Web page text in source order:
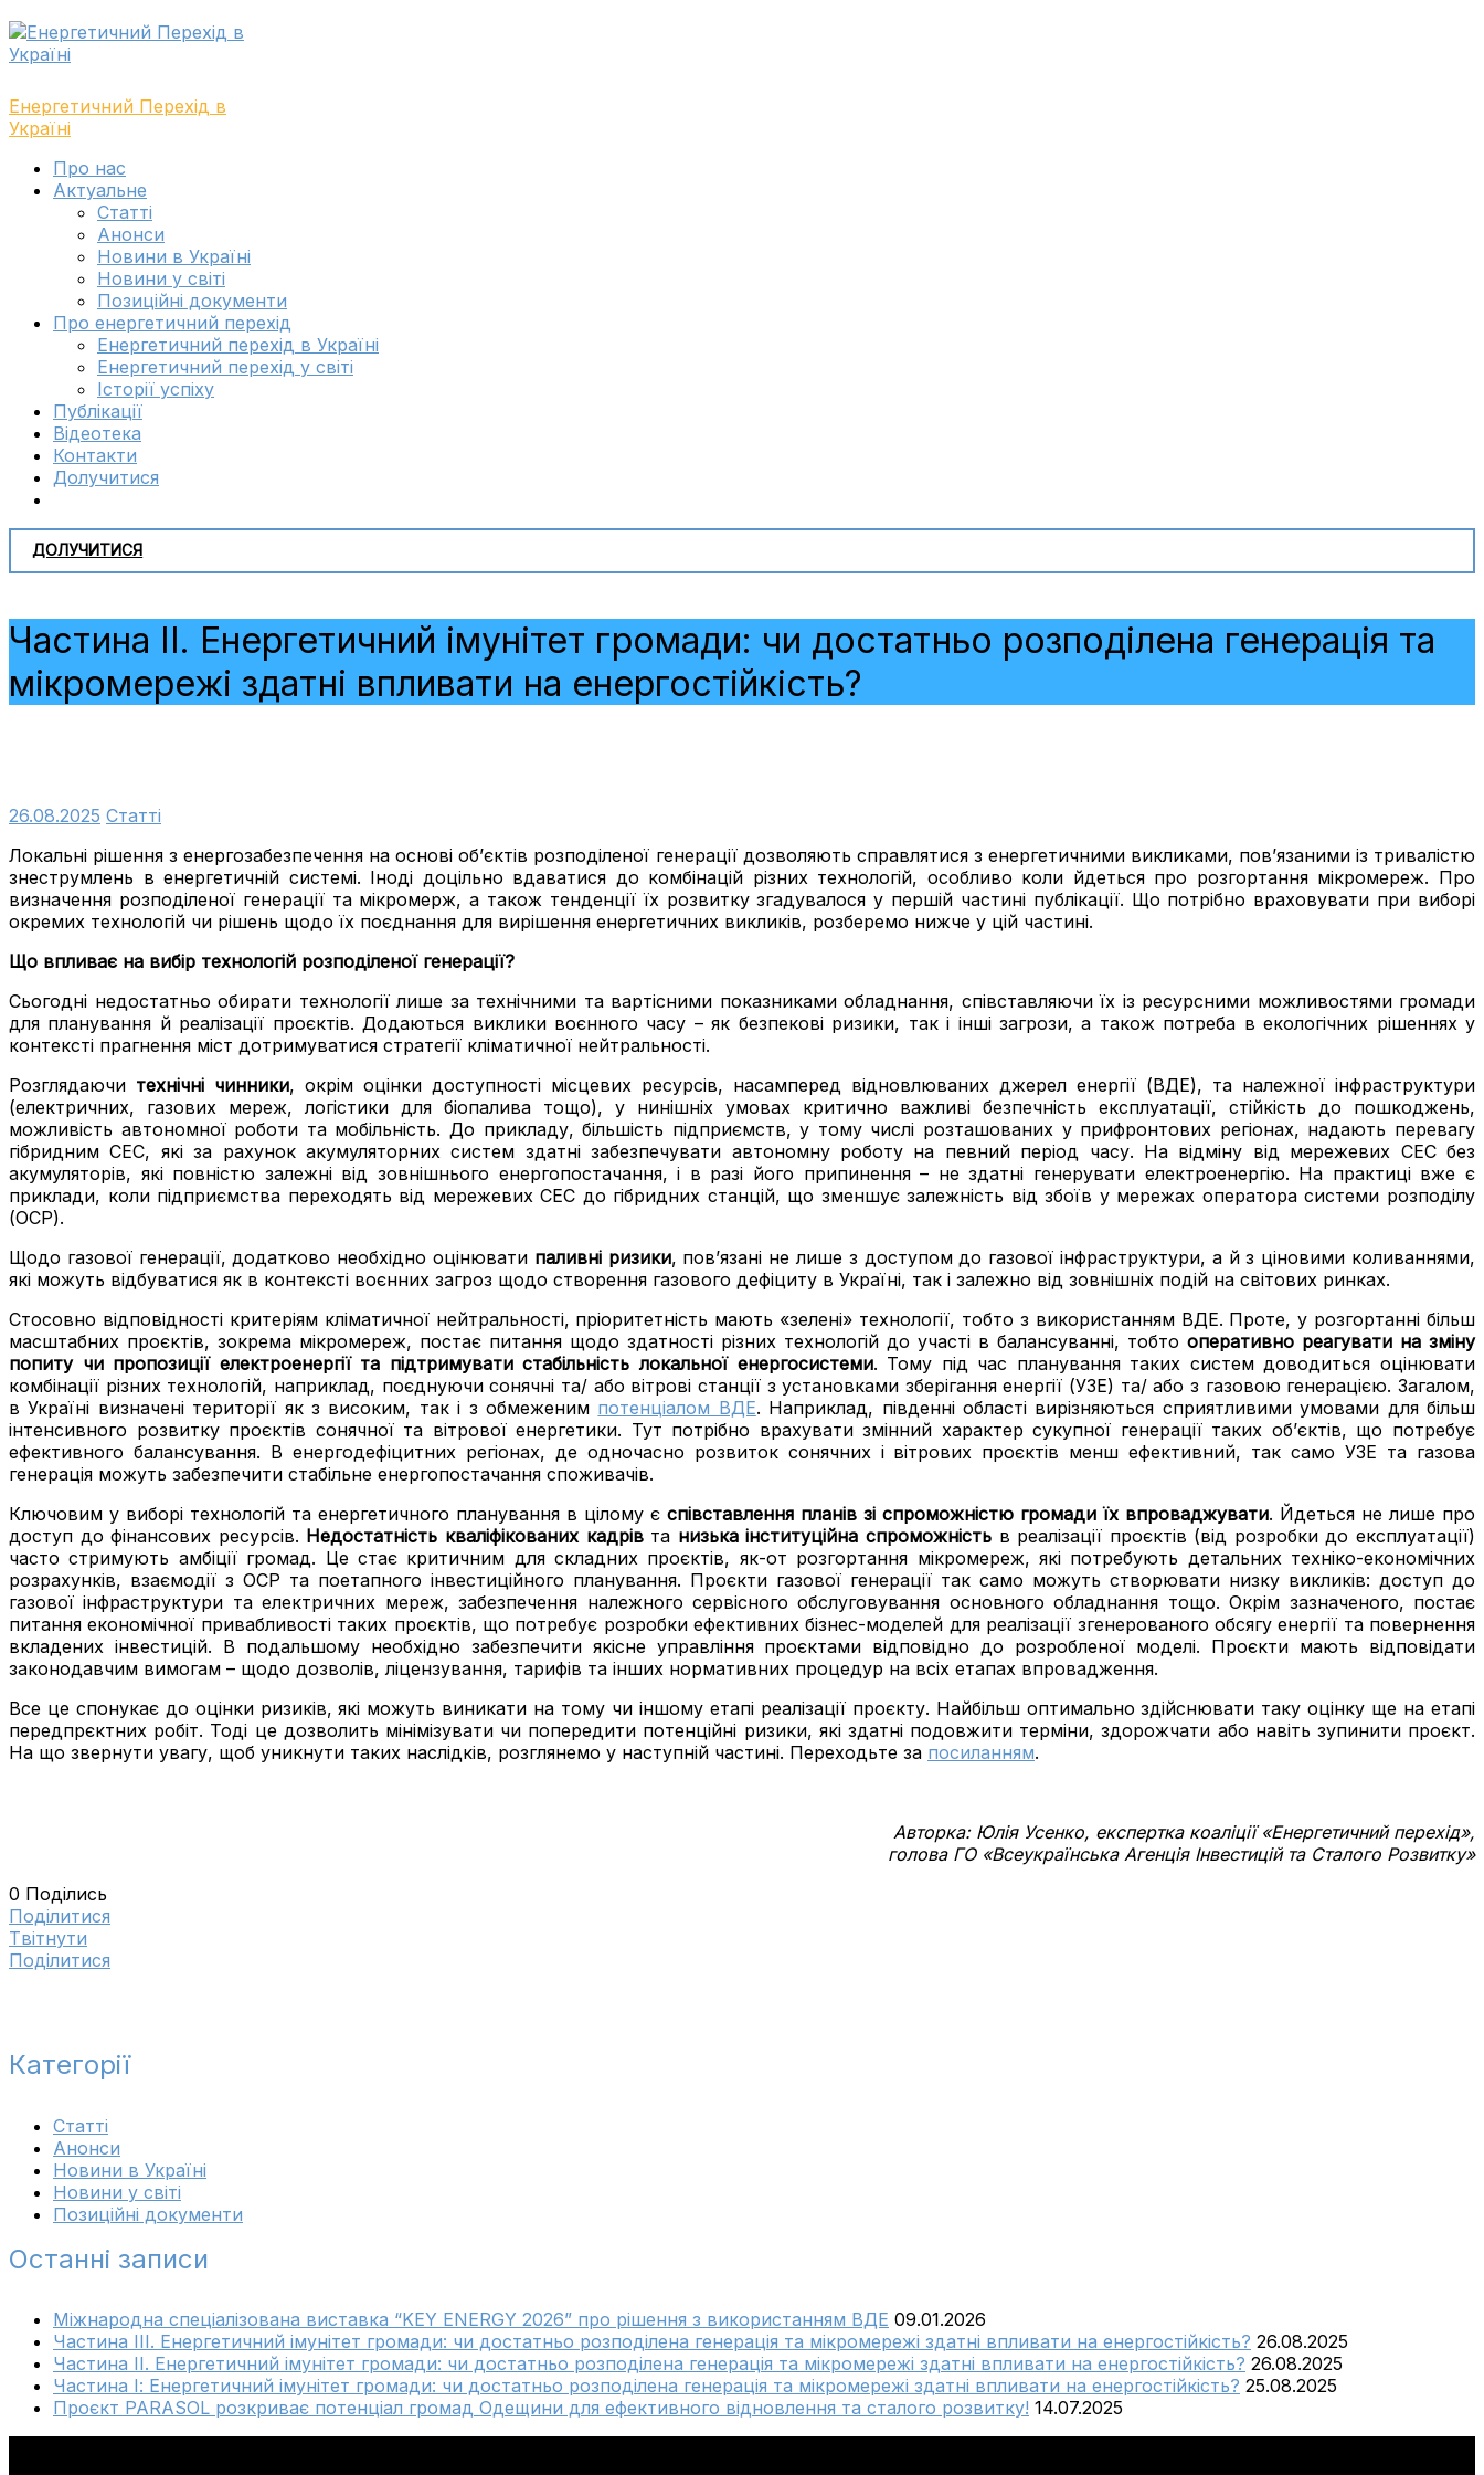
Skip
to
navigation
Skip
to
content
Енергетичний Перехід в
Україні
Toggle
navigation
Про нас
Актуальне
Cтатті
Анонси
Новини в Україні
Новини у світі
Позиційні документи
Про енергетичний перехід
Енергетичний перехід в Україні
Енергетичний перехід у світі
Історії успіху
Публікації
Відеотека
Контакти
Долучитися
ДОЛУЧИТИСЯ
Частина ІІ. Енергетичний імунітет громади: чи достатньо розподілена генерація та
мікромережі здатні впливати на енергостійкість?
26.08.2025 Cтатті
Локальні рішення з енергозабезпечення на основі об’єктів розподіленої генерації дозволяють справлятися з енергетичними викликами, пов’язаними із тривалістю
знеструмлень в енергетичній системі. Іноді доцільно вдаватися до комбінацій різних технологій, особливо коли йдеться про розгортання мікромереж. Про
визначення розподіленої генерації та мікромерж, а також тенденції їх розвитку згадувалосяу першій частині публікації. Що потрібно враховувати при виборі
окремих технологій чи рішень щодо їх поєднання для вирішення енергетичних викликів, розберемо нижче у цій частині.
Що впливає на вибір технологій розподіленої генерації?
Сьогодні недостатньо обирати технології лише за технічними та вартісними показниками обладнання, співставляючи їх із ресурсними можливостями громади
для планування й реалізації проєктів. Додаються виклики воєнного часу – як безпекові ризики, так і інші загрози, а також потреба в екологічних рішеннях у
контексті прагнення міст дотримуватися стратегії кліматичної нейтральності.
Розглядаючи технічні чинники, окрім оцінки доступності місцевих ресурсів, насамперед відновлюваних джерел енергії (ВДЕ), та належної інфраструктури
(електричних, газових мереж, логістики для біопалива тощо), у нинішніх умовах критично важливі безпечність експлуатації, стійкість до пошкоджень,
можливість автономної роботи та мобільність. До прикладу, більшість підприємств, у тому числі розташованих у прифронтових регіонах, надають перевагу
гібридним СЕС, які за рахунок акумуляторних систем здатні забезпечувати автономну роботу на певний період часу. На відміну від мережевих СЕС без
акумуляторів, які повністю залежні від зовнішнього енергопостачання, і в разі його припинення – не здатні генерувати електроенергію. На практиці вже є
приклади, коли підприємства переходять від мережевих СЕС до гібридних станцій, що зменшує залежність від збоїв у мережах оператора системи розподілу
(ОСР).
Щодо газової генерації, додатково необхідно оцінювати паливні ризики, пов’язані не лише з доступом до газової інфраструктури, а й з ціновими коливаннями,
які можуть відбуватися як в контексті воєнних загроз щодо створення газового дефіциту в Україні, так і залежно від зовнішніх подій на світових ринках.
Стосовно відповідності критеріям кліматичної нейтральності, пріоритетність мають «зелені» технології, тобто з використанням ВДЕ. Проте, у розгортанні більш
масштабних проєктів, зокрема мікромереж, постає питання щодо здатності різних технологій до участі в балансуванні, тобто оперативно реагувати на зміну
попиту чи пропозиції електроенергії та підтримувати стабільність локальної енергосистеми. Тому під час планування таких систем доводиться оцінювати
комбінації різних технологій, наприклад, поєднуючи сонячні та/ або вітрові станції з установками зберігання енергії (УЗЕ) та/ або з газовою генерацією. Загалом,
в Україні визначені території як з високим, так і з обмеженим потенціалом ВДЕ. Наприклад, південні області вирізняються сприятливими умовами для більш
інтенсивного розвитку проєктів сонячної та вітрової енергетики. Тут потрібно врахувати змінний характер сукупної генерації таких об’єктів, що потребує
ефективного балансування. В енергодефіцитних регіонах, де одночасно розвиток сонячних і вітрових проєктів менш ефективний, так само УЗЕ та газова
генерація можуть забезпечити стабільне енергопостачання споживачів.
Ключовим у виборі технологій та енергетичного планування в цілому є співставлення планів зі спроможністю громади їх впроваджувати. Йдеться не лише про
доступ до фінансових ресурсів. Недостатність кваліфікованих кадрівта низька інституційна спроможністьв реалізації проєктів (від розробки до експлуатації)
часто стримують амбіції громад. Це стає критичним для складних проєктів, як-от розгортання мікромереж, які потребують детальних техніко-економічних
розрахунків, взаємодії з ОСР та поетапного інвестиційного планування. Проєкти газової генерації так само можуть створювати низку викликів: доступ до
газової інфраструктури та електричних мереж, забезпечення належного сервісного обслуговування основного обладнання тощо. Окрім зазначеного, постає
питання економічної привабливості таких проєктів, що потребує розробки ефективних бізнес-моделей для реалізації згенерованого обсягу енергії та повернення
вкладених інвестицій. В подальшому необхідно забезпечити якісне управління проєктами відповідно до розробленої моделі. Проєкти мають відповідати
законодавчим вимогам – щодо дозволів, ліцензування, тарифів та інших нормативних процедур на всіх етапах впровадження.
Все це спонукає до оцінки ризиків, які можуть виникати на тому чи іншому етапі реалізації проєкту. Найбільш оптимально здійснювати таку оцінку ще на етапі
передпрєктних робіт. Тоді це дозволить мінімізувати чи попередити потенційні ризики, які здатні подовжити терміни, здорожчати або навіть зупинити проєкт.
На що звернути увагу, щоб уникнути таких наслідків, розглянемо у наступній частині. Переходьте за посиланням.
Авторка: Юлія Усенко, експертка коаліції «Енергетичний перехід»,
голова ГО «Всеукраїнська Агенція Інвестицій та Сталого Розвитку»
0 Поділись
Поділитися
Tвітнути
Поділитися
Категорії
Cтатті
Анонси
Новини в Україні
Новини у світі
Позиційні документи
Останні записи
Міжнародна спеціалізована виставка “KEY ENERGY 2026” про рішення з використанням ВДЕ 09.01.2026
Частина ІІІ. Енергетичний імунітет громади: чи достатньо розподілена генерація та мікромережі здатні впливати на енергостійкість? 26.08.2025
Частина ІІ. Енергетичний імунітет громади: чи достатньо розподілена генерація та мікромережі здатні впливати на енергостійкість? 26.08.2025
Частина І: Енергетичний імунітет громади: чи достатньо розподілена генерація та мікромережі здатні впливати на енергостійкість? 25.08.2025
Проєкт PARASOL розкриває потенціал громад Одещини для ефективного відновлення та сталого розвитку! 14.07.2025